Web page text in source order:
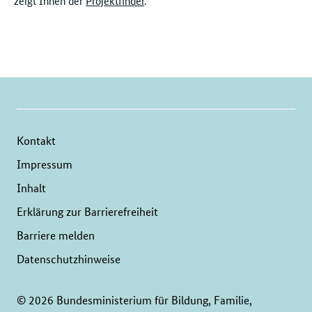
© 2026 Bundesministerium für Bildung, Familie,
Kontakt
Impressum
Inhalt
Erklärung zur Barrierefreiheit
Barriere melden
Datenschutzhinweise